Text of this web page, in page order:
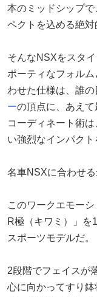
本のミッドシップ
ペクトを込める絶対
そんなNSXをスタ
ポーティなフォル
わせた仕様は、誰
ーの頂点に、あえ
コーディネート術
い強烈なインパクト
名車NSXに合わせ
このワークエモー
R極（キワミ）」を
スポーツモデルだ。
2段階でフェイスが
心に向かってすり